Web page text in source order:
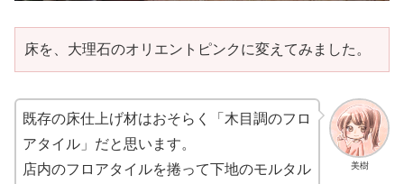
床を、大理石のオリエントピンクに変えてみました。
美樹
既存の床仕上げ材はおそらく「木目調のフロ
アタイル」だと思います。
店内のフロアタイルを捲って下地のモルタル